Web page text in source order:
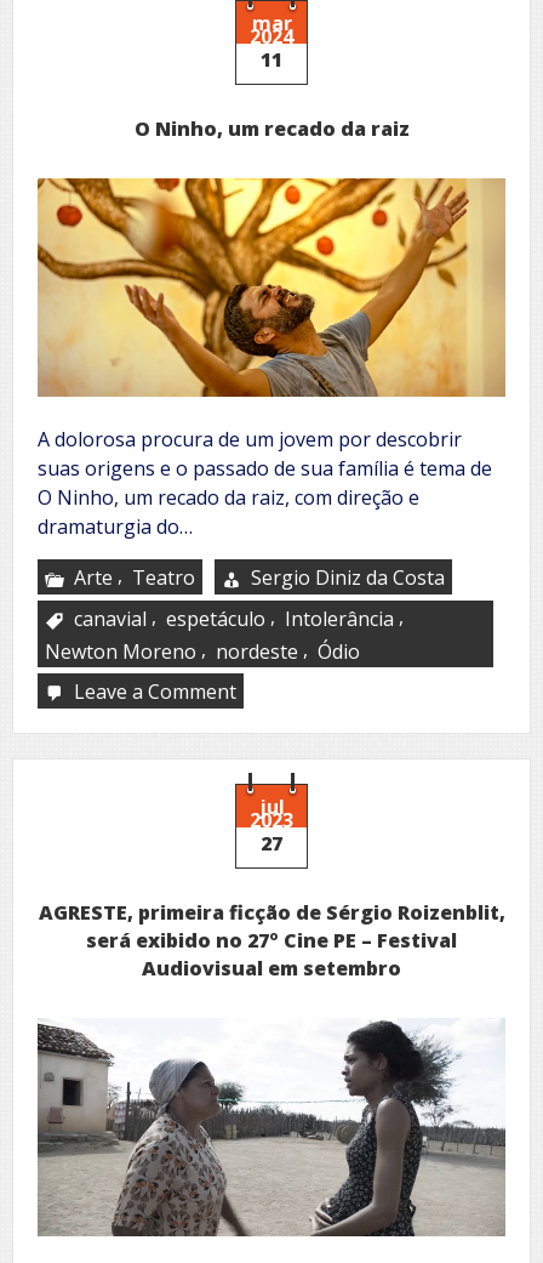
mar
2024
11
O Ninho, um recado da raiz
A dolorosa procura de um jovem por descobrir
suas origens e o passado de sua família é tema de
O Ninho, um recado da raiz, com direção e
dramaturgia do…
Arte , Teatro
Sergio Diniz da Costa
canavial , espetáculo , Intolerância ,
Newton Moreno , nordeste , Ódio
Leave a Commenton
Ninho,
um
recado
da
raiz
jul
2023
27
AGRESTE, primeira ficção de Sérgio Roizenblit,
será exibido no 27º Cine PE – Festival
Audiovisual em setembro